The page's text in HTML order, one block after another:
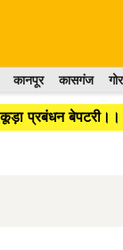
कानपूर कासगंज
प्रबंधन बेपटरी।।